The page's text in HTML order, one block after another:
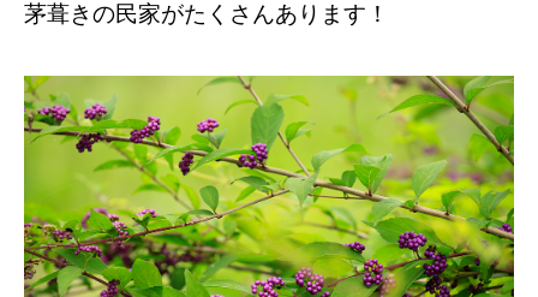
茅葺きの民家がたくさんあります！